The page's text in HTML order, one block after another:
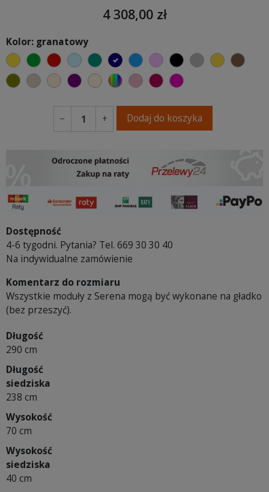
4 308,00 zł
Kolor: granatowy
żółtyzielonyczerwony
błękitnyturkusowygranatowyniebieski
różowyczarnyszary
oliwkowy
beżowyciepły kremowy
fioletowa purpura
ecru beżowy
wybór koloru
brudny róż
burgundfuksja
− + Dodaj do koszyka
Dostępność
4-6 tygodni. Pytania? Tel. 669 30 30 40
Na indywidualne zamówienie
Komentarz do rozmiaru
Wszystkie moduły z Serena mogą być wykonane na gładko
(bez przeszyć).
Długość
290 cm
Długość
siedziska
238 cm
Wysokość
70 cm
Wysokość
siedziska
40 cm